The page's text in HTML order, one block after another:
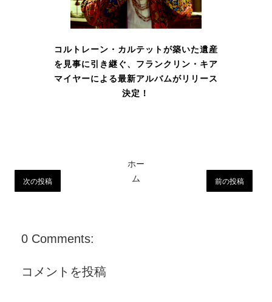
コルトレーン・カルテットが築いた遺産
を見事に引き継ぐ、フランクリン・キア
マイヤーによる最新アルバムがリリース
決定！
次の投稿 前の投稿
ホー
ム
0 Comments:
コメントを投稿